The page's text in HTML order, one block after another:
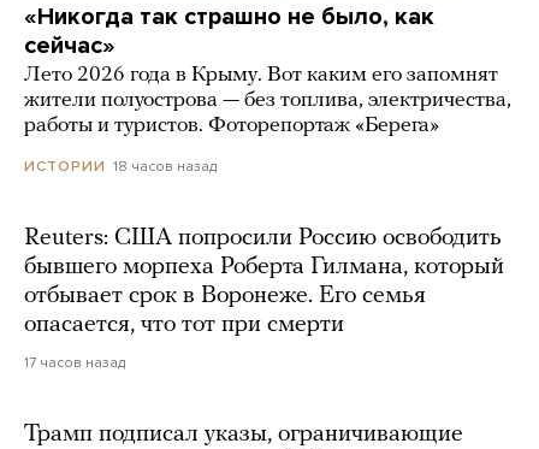
«Никогда так страшно не было, как
сейчас»
Лето 2026 года в Крыму. Вот каким его запомнят
жители полуострова — без топлива, электричества,
работы и туристов. Фоторепортаж «Берега»
ИСТОРИИ 18 часов назад
Reuters: США попросили Россию освободить
бывшего морпеха Роберта Гилмана, который
отбывает срок в Воронеже. Его семья
опасается, что тот при смерти
17 часов назад
Трамп подписал указы, ограничивающие